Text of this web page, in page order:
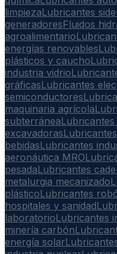
limpiezaLubricantes
generadoresFluidos
agroalimentario
energías renovables
plásticos y caucho
industria vidrio
gráficasLubricantes
semiconductores
maquinaria agrícola
subterránea
excavadoras
bebidasLubricantes
aeronáutica MRO
pesadaLubricantes
metalurgia mecanizado
plásticoLubricantes
hospitales y sanidad
laboratorioLubricantes
minería carbón
energía solar